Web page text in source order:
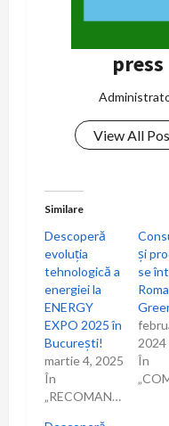
press
View All
Similare
Descoperă
evoluția
tehnologică a
energiei la
ENERGY
EXPO 2025 în
București!
martie 4, 2025
În
„RECOMANDARI”
și
se
2024
În